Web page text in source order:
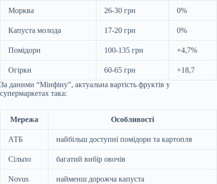
Морква 26-30 грн 0%
Капуста молода 17-20 грн 0%
Помідори 100-135 грн +4,7%
Огірки 60-65 грн
+18,7
За даними “Мінфіну”, актуальна вартість фруктів у
супермаркетах така:
Мережа Особливості
АТБ найбільш доступні помідори та картопля
Сільпо багатий вибір овочів
Novus
найменш дорожча капуста